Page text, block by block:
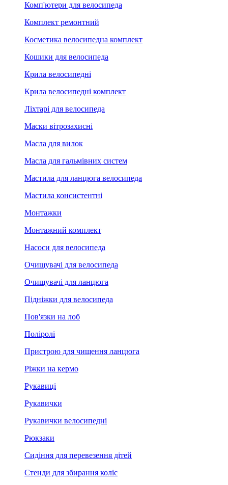
Комп'ютери для велосипеда
Комплект ремонтний
Косметика велосипедна комплект
Кошики для велосипеда
Крила велосипедні
Крила велосипедні комплект
Ліхтарі для велосипеда
Маски вітрозахисні
Масла для вилок
Масла для гальмівних систем
Мастила для ланцюга велосипеда
Мастила консистентні
Монтажки
Монтажний комплект
Насоси для велосипеда
Очищувачі для велосипеда
Очищувачі для ланцюга
Підніжки для велосипеда
Пов'язки на лоб
Поліролі
Пристрою для чищення ланцюга
Ріжки на кермо
Рукавиці
Рукавички
Рукавички велосипедні
Рюкзаки
Сидіння для перевезення дітей
Стенди для збирання коліс